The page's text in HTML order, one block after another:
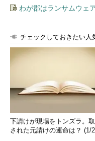
わが郡はランサムウェ
チェックしておきたい人
下請けが現場をトンズラ。
された元請けの運命は？ (1/